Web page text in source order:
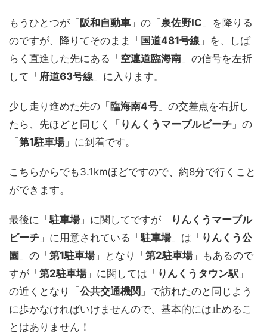
もうひとつが「阪和自動車 」の「泉佐野IC 」を降りる
のですが、降りてそのまま「 国道481号線 」を、しば
らく直進した先にある「空連道臨海南 」の信号を左折
して「府道63号線 」に入ります。
少し走り進めた先の「臨海南4号 」の交差点を右折し
たら、先ほどと同じく「 りんくうマーブルビーチ 」の
「第1駐車場」に到着です。
こちらからでも3.1kmほどですので、約8分で行くこと
ができます。
最後に「駐車場」に関してですが「 りんくうマーブル
ビーチ 」に用意されている「駐車場」は「 りんくう公
園 」の「第1駐車場」となり「第2駐車場」もあるので
すが「第2駐車場」に関しては「 りんくうタウン駅 」
の近くとなり「公共交通機関 」で訪れたのと同じよう
に歩かなければいけませんので、基本的には止めるこ
とはありません！